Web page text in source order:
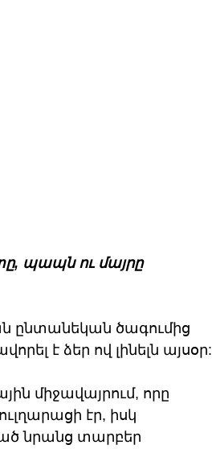
պապն ու մայրը
ընտանեկան ծագումից
է ձեր ով լինելն այսօր:
միջավայրում, որը
էր, իսկ
նրանց տարբեր